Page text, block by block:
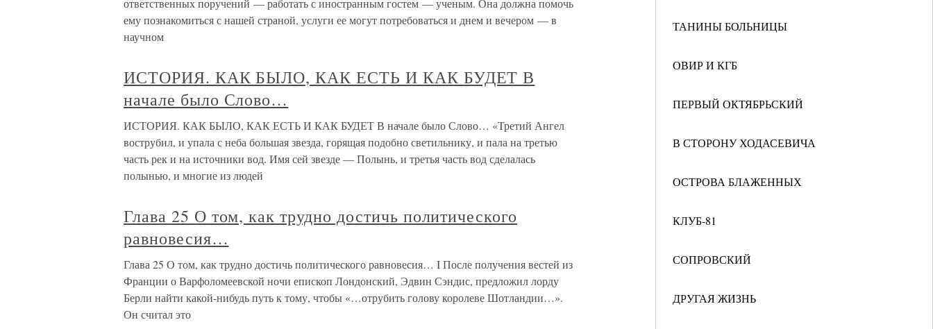
ТАНИНЫ БОЛЬНИЦЫ
ОВИР И КГБ
ПЕРВЫЙ ОКТЯБРЬСКИЙ
В СТОРОНУ ХОДАСЕВИЧА
ОСТРОВА БЛАЖЕННЫХ
КЛУБ-81
СОПРОВСКИЙ
ДРУГАЯ ЖИЗНЬ
ответственных поручений — работать с иностранным гостем — ученым. Она должна помочь
ему познакомиться с нашей страной, услуги ее могут потребоваться и днем и вечером — в
научном
ИСТОРИЯ. КАК БЫЛО, КАК ЕСТЬ И КАК БУДЕТ В
начале было Слово…
ИСТОРИЯ. КАК БЫЛО, КАК ЕСТЬ И КАК БУДЕТ В начале было Слово… «Третий Ангел
вострубил, и упала с неба большая звезда, горящая подобно светильнику, и пала на третью
часть рек и на источники вод. Имя сей звезде — Полынь, и третья часть вод сделалась
полынью, и многие из людей
Глава 25 О том, как трудно достичь политического
равновесия…
Глава 25 О том, как трудно достичь политического равновесия… I После получения вестей из
Франции о Варфоломеевской ночи епископ Лондонский, Эдвин Сэндис, предложил лорду
Берли найти какой-нибудь путь к тому, чтобы «…отрубить голову королеве Шотландии…».
Он считал это